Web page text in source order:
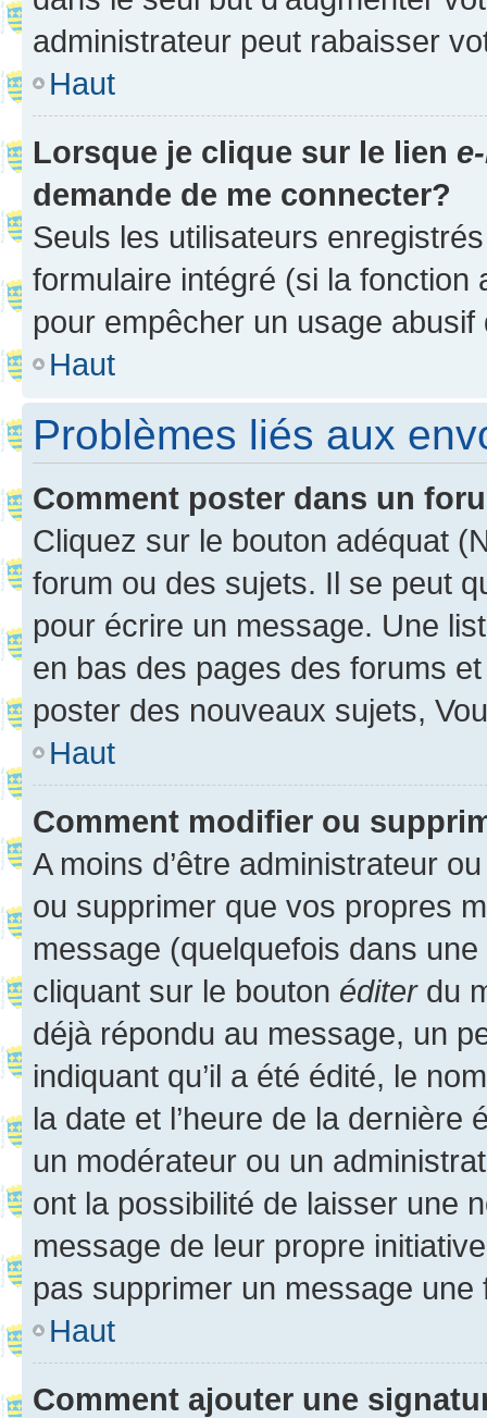
administrateur peut rabaisser
Haut
Lorsque je clique sur le lien
demande de me connecter?
Seuls les utilisateurs
formulaire intégré (si la fonction
pour empêcher un usage
Haut
Problèmes liés aux
Comment poster dans un
Cliquez sur le bouton adéquat
forum ou des sujets. Il se peut
pour écrire un message. Une
en bas des pages des forums
poster des nouveaux sujets,
Haut
Comment modifier ou
A moins d’être administrateur
ou supprimer que vos propres
message (quelquefois dans
cliquant sur le bouton éditerdu
déjà répondu au message, un
indiquant qu’il a été édité, le
la date et l’heure de la dernière
un modérateur ou un
ont la possibilité de laisser une
message de leur propre
pas supprimer un message une
Haut
Comment ajouter une